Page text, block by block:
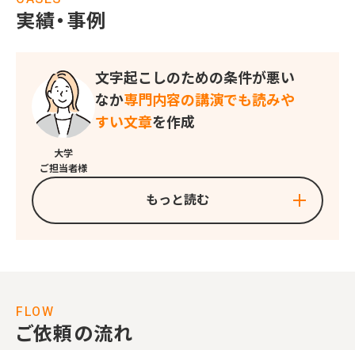
実績・事例
大学
ご担当者様
文字起こしのための条件が悪い
なか専門内容の講演でも読みや
すい文章を作成
もっと読む
FLOW
ご依頼の流れ